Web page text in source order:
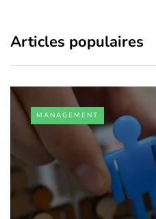
Articles populaires
MANAGEMENT